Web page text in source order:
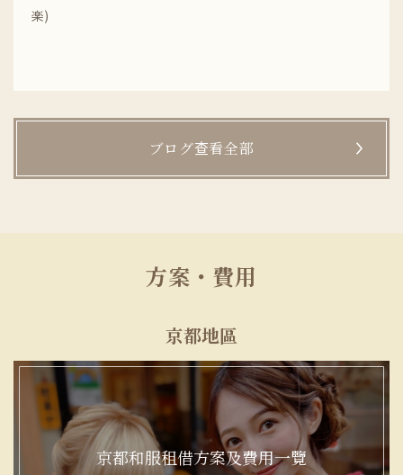
楽)
ブログ查看全部
方案・費用
京都地區
京都和服租借方案及費用一覽